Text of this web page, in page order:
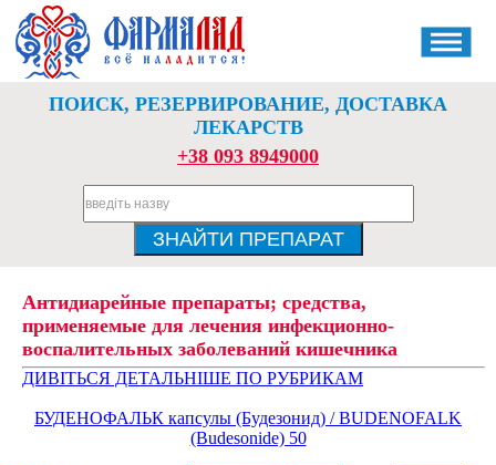
ПОИСК, РЕЗЕРВИРОВАНИЕ, ДОСТАВКА
ЛЕКАРСТВ
+38 093 8949000
Антидиарейные препараты; средства,
применяемые для лечения инфекционно-
воспалительных заболеваний кишечника
ДИВІТЬСЯ ДЕТАЛЬНІШЕ ПО РУБРИКАМ
БУДЕНОФАЛЬК капсулы (Будезонид) / BUDENOFALK
(Budesonide) 50